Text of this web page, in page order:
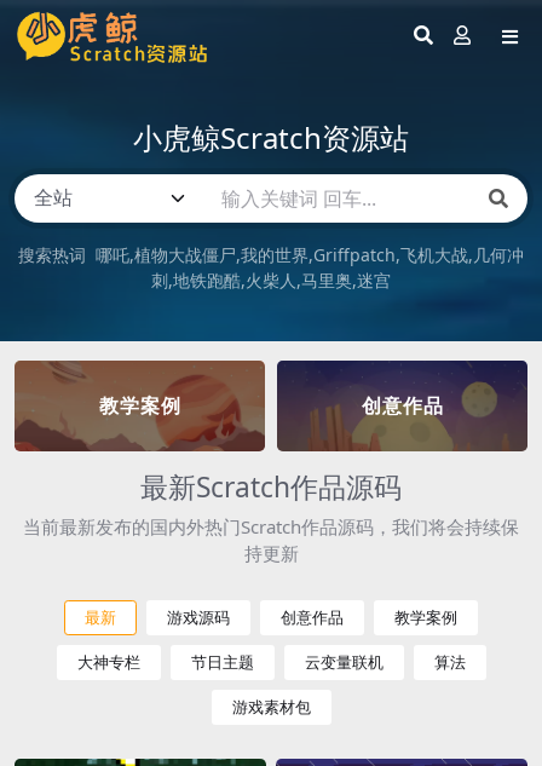
小虎鲸Scratch资源站
搜索热词 哪吒 植物大战僵尸 我的世界 Griffpatch 飞机大战 几何冲
刺 地铁跑酷 火柴人 马里奥 迷宫
教学案例 创意作品
最新Scratch作品源码
当前最新发布的国内外热门Scratch作品源码，我们将会持续保
持更新
最新 游戏源码 创意作品 教学案例
大神专栏 节日主题 云变量联机 算法
游戏素材包